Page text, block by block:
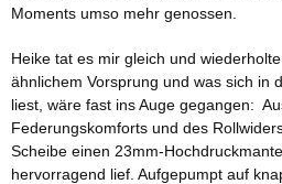
Moments umso mehr genossen.
Heike tat es mir gleich und
ähnlichem Vorsprung und was sich in
liest, wäre fast ins Auge gegangen:
Federungskomforts und des
Scheibe einen 23mm-
hervorragend lief. Aufgepumpt auf